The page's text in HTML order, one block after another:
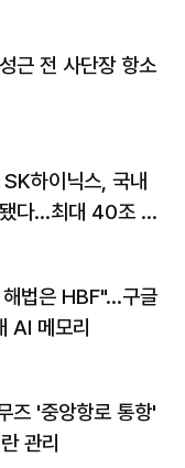
근 전 사단장 항소
하이닉스, 국내
다…최대 40조 투
법은 HBF"…구글
AI 메모리
즈 '중앙항로 통항'
관리